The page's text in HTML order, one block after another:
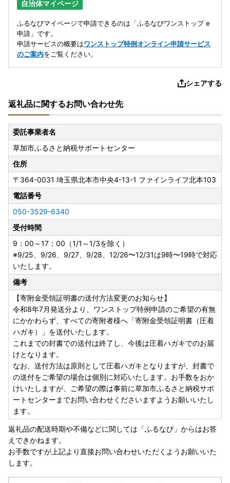
自治体マイページ
ふるなびマイページで申請できるのは「ふるなびワンストップ e
申請」です。
申請サービスの概要はワンストップ特例オンライン申請サービス
のご案内をご覧ください。
シェアする
返礼品に関するお問い合わせ先
委託事業者名
草加市ふるさと納税サポートセンター
住所
〒364-0031 埼玉県北本市中央4-13-1 ファインライフ北本103
電話番号
050-3529-6340
受付時間
9：00～17：00（1/1～1/3を除く）
※9/25、9/26、9/27、9/28、12/26〜12/31は9時〜19時で対応
いたします。
備考
【寄附金受領証明書の送付方法変更のお知らせ】
令和8年7月発送分より、ワンストップ特例申請のご希望の有無
にかかわらず、すべての寄附者様へ「寄附金受領証明書（圧着
ハガキ）」を送付いたします。
これまでの封書での送付は終了し、今後は圧着ハガキでのお届
けとなります。
なお、送付方法は原則として圧着ハガキとなりますが、封書で
の送付をご希望の場合は個別に対応いたします。お手数をおか
けいたしますが、ご希望の際は事前に草加市ふるさと納税サポ
ートセンターまでお問い合わせくださいますようお願いいたし
ます。
返礼品の配送時期や不備などに関しては「ふるなび」からはお答
えできかねます。
お手数ですが上記より直接お問い合わせいただくようお願いいた
します。